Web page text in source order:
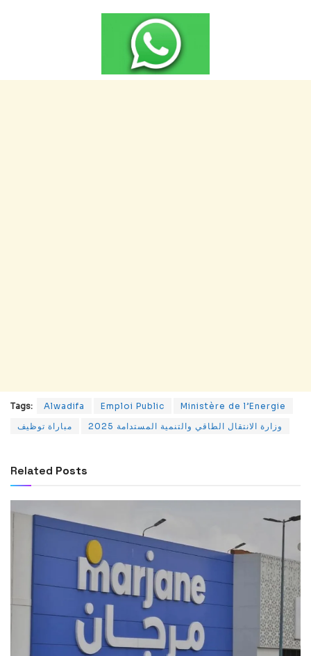
Tags: Alwadifa Emploi Public
Ministère de l’Energie
مباراة توظيف
وزارة الانتقال الطاقي والتنمية المستدامة 2025
Related Posts